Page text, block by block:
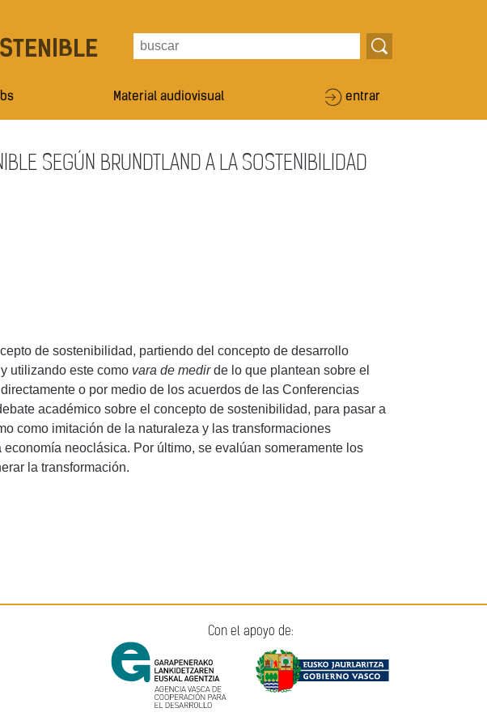
Material audiovisual entrar
SEGÚN BRUNDTLAND A LA SOSTENIBILIDAD
de sostenibilidad, partiendo del concepto de desarrollo
utilizando este como vara de medirde lo que plantean sobre el
o por medio de los acuerdos de las Conferencias
académico sobre el concepto de sostenibilidad, para pasar a
como imitación de la naturaleza y las transformaciones
neoclásica. Por último, se evalúan someramente los
la transformación.
Con el apoyo de: